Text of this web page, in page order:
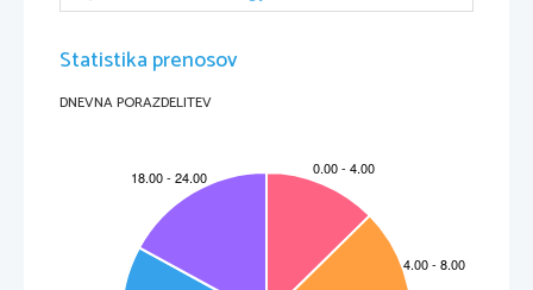
GALAKSIJA - orjaška skupina od nekaj milijard  do več 100 milijard zvezd, plina in
prahu , zaradi velikanske oddaljenosti vidna kot drobna puhasta megličasta
nebesna tvorba (pega). Spiralnih galaksij je 75%, eliptičnih 20%, nepravilnih pa
5%. Naša galaksija je spiralna, na zvezdnem nebu vidna kot Rimska  (Mlečna)
cesta; galaksije se združujejo v jate galaksij.
GALILEJEVE LUNE
-4 največji Jupitrovi sateliti, Jo, Evropa, Ganimed in  Kalisto, ki
jih je leta 1610z daljnogledom odkril Galilej.
GANIMED-po velikosti največji od 4 Galilejevih Jupitrovih satelitov , ki jih je
odkril G. Galilej  leta 1610; tudi mali planet.
Statistika prenosov
DNEVNA PORAZDELITEV